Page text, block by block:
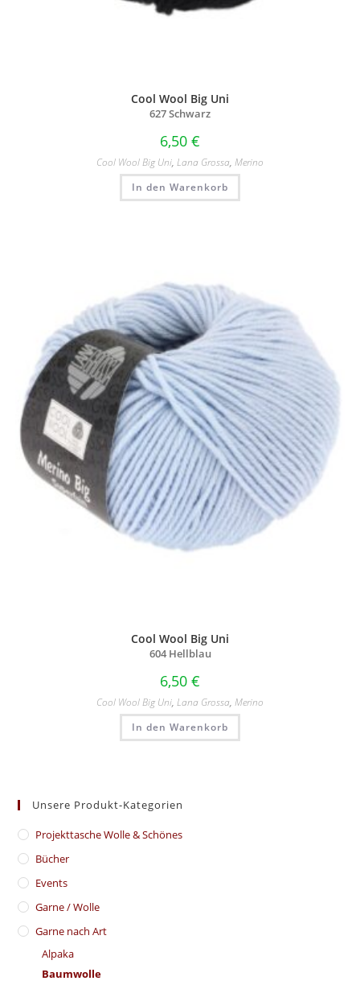
Cool Wool Big Uni
627 Schwarz
6,50 €
Cool Wool Big Uni, Lana Grossa, Merino
In den Warenkorb
Cool Wool Big Uni
604 Hellblau
6,50 €
Cool Wool Big Uni, Lana Grossa, Merino
In den Warenkorb
Unsere Produkt-Kategorien
​Projekttasche Wolle & Schönes
Bücher
Events
Garne / Wolle
Garne nach Art
Alpaka
Baumwolle